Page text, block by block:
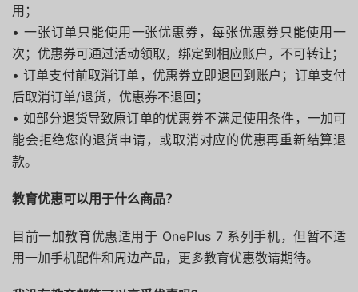
用；
• 一张订单只能使用一张优惠券，每张优惠券只能使用一
次；优惠券可通过活动领取，绑定到相应账户，不可转让；
• 订单支付前取消订单，优惠券立即退回到账户；订单支付
后取消订单/退货，优惠券不退回；
• 如部分退货导致原订单的优惠券不满足使用条件，一加可
能会拒绝您的退货申请，或取消对应的优惠再重新结算退
款。
教育优惠可以用于什么商品？
目前一加教育优惠适用于 OnePlus 7 系列手机，但暂不适
用一加手机配件和周边产品，更多教育优惠敬请期待。